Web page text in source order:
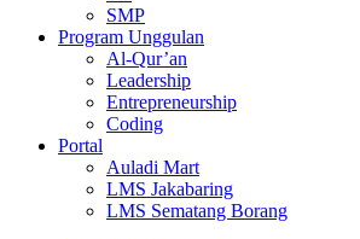
SMP
Program Unggulan
Al-Qur’an
Leadership
Entrepreneurship
Coding
Portal
Auladi Mart
LMS Jakabaring
LMS Sematang Borang